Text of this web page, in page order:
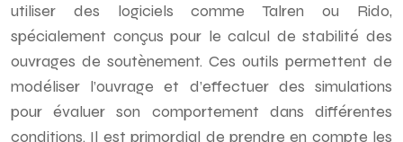
utiliser des logiciels comme Talren ou Rido,
spécialement conçus pour le calcul de stabilité des
ouvrages de soutènement. Ces outils permettent de
modéliser l’ouvrage et d’effectuer des simulations
pour évaluer son comportement dans différentes
conditions. Il est primordial de prendre en compte les